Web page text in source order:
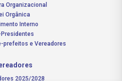
Organizacional
Orgânica
Interno
Presidentes
prefeitos e Vereadores
2025/2028